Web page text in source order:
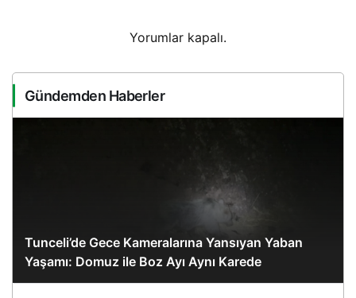
Yorumlar kapalı.
Gündemden Haberler
Tunceli’de Gece Kameralarına Yansıyan Yaban
Yaşamı: Domuz ile Boz Ayı Aynı Karede